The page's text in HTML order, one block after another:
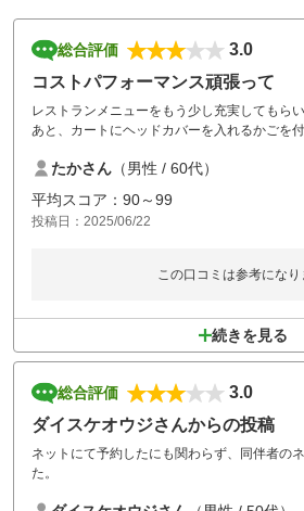
総合評価
3.0
コストパフォーマンス頑張って
レストランメニューをもう少し充実してもらい
あと、カートにヘッドカバーを入れるかごを
たかさん （男性 / 60代）
平均スコア：90～99
投稿日：2025/06/22
この口コミは参考になり
続きを見る
総合評価
3.0
ダイスケオウジさんからの投稿
ネットにて予約したにも関わらず、同伴者の
た。